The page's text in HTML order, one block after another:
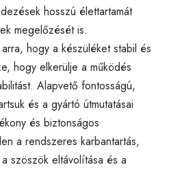
hosszú élettartamát
megelőzését is.
hogy a készüléket stabil és
hogy elkerülje a működés
Alapvető fontosságú,
és a gyártó útmutatásai
és biztonságos
a rendszeres karbantartás,
szöszök eltávolítása és a